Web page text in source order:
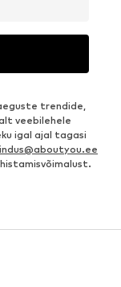
trendide,
veebilehele
igal ajal tagasi